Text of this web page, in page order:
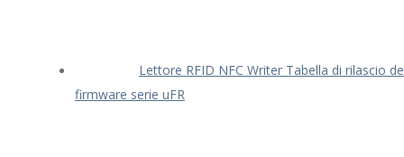
Lettore RFID NFC Writer Tabella di rilascio
firmware serie uFR